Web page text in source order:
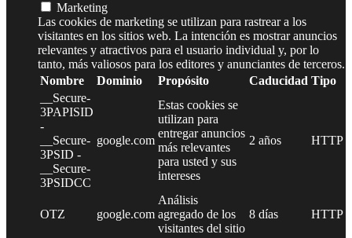
Marketing
Las cookies de marketing se utilizan para rastrear a los
visitantes en los sitios web. La intención es mostrar anuncios
relevantes y atractivos para el usuario individual y, por lo
tanto, más valiosos para los editores y anunciantes de terceros.
Nombre
Dominio Propósito Caducidad Tipo
__Secure-
3PAPISID
-
__Secure-
3PSID -
__Secure-
3PSIDCC
google.com
Estas cookies se
utilizan para
entregar anuncios
más relevantes
para usted y sus
intereses
2 años HTTP
OTZ google.com
Análisis
agregado de los
visitantes del sitio
8 días HTTP